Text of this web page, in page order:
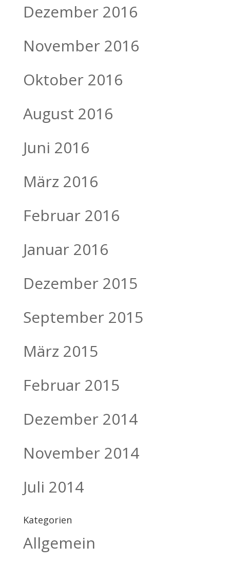
Dezember 2016
November 2016
Oktober 2016
August 2016
Juni 2016
März 2016
Februar 2016
Januar 2016
Dezember 2015
September 2015
März 2015
Februar 2015
Dezember 2014
November 2014
Juli 2014
Kategorien
Allgemein